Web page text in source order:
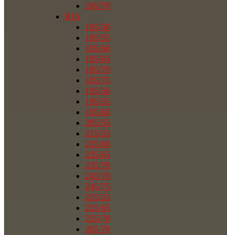
245/70
R16
185/50
185/55
185/60
185/65
185/70
185/75
195/50
195/55
195/60
205/55
215/55
235/60
235/65
235/70
245/70
245/75
255/55
255/65
255/70
265/70